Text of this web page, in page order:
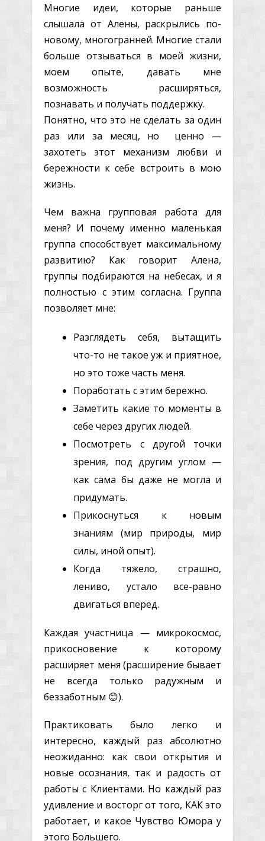
Многие идеи, которые раньше
слышала от Алены, раскрылись по-
новому, многогранней. Многие стали
больше отзываться в моей жизни,
моем опыте, давать мне
возможность расширяться,
познавать и получать поддержку.
Понятно, что это не сделать за один
раз или за месяц, но ценно —
захотеть этот механизм любви и
бережности к себе встроить в мою
жизнь.
Чем важна групповая работа для
меня? И почему именно маленькая
группа способствует максимальному
развитию? Как говорит Алена,
группы подбираются на небесах, и я
полностью с этим согласна. Группа
позволяет мне:
Разглядеть себя, вытащить
что-то не такое уж и приятное,
но это тоже часть меня.
Поработать с этим бережно.
Заметить какие то моменты в
себе через других людей.
Посмотреть с другой точки
зрения, под другим углом —
как сама бы даже не могла и
придумать.
Прикоснуться к новым
знаниям (мир природы, мир
силы, иной опыт).
Когда тяжело, страшно,
лениво, устало все-равно
двигаться вперед.
Каждая участница — микрокосмос,
прикосновение к которому
расширяет меня (расширение бывает
не всегда только радужным и
беззаботным 😊).
Практиковать было легко и
интересно, каждый раз абсолютно
неожиданно: как свои открытия и
новые осознания, так и радость от
работы с Клиентами. Но каждый раз
удивление и восторг от того, КАК это
работает, и какое Чувство Юмора у
этого Большего.